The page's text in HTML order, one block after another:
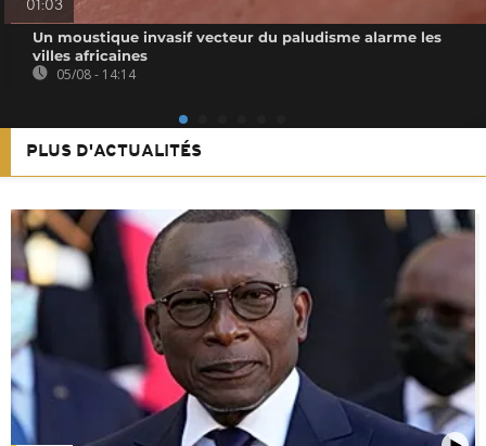
01:03
Un moustique invasif vecteur du paludisme alarme les
villes africaines
05/08 - 14:14
PLUS D'ACTUALITÉS